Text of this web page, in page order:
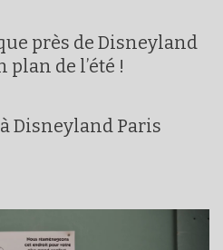
près de Disneyland
plan de l’été !
Disneyland Paris